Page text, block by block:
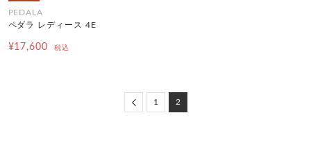
PEDALA
ペダラ レディース 4E
¥17,600 税込
Previous
1 2